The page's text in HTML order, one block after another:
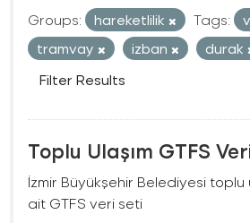
Groups: hareketlilik Tags:
tramvay
izban durak
Filter Results
Toplu Ulaşım GTFS
İzmir Büyükşehir Belediyesi toplu
ait GTFS veri seti